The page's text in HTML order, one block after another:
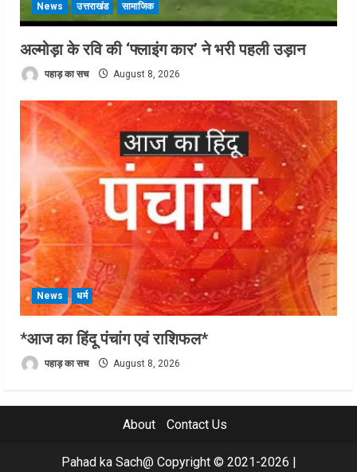
News उत्तराखंड सामाजिक
अल्मोड़ा के रवि की ‘फ्लाइंग कार’ ने भरी पहली उड़ान
पहाड़ का सच August 8, 2026
News धर्म
*आज का हिंदू पंचांग एवं राशिफल*
पहाड़ का सच August 8, 2026
About Contact Us
Pahad ka Sach@ Copyright © 2021-2026